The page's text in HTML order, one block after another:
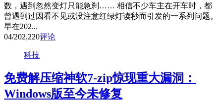
数，遇到忽然变灯只能急刹…… 相信不少车主在开车时，都
曾遇到过因看不见或没注意红绿灯读秒而引发的一系列问题。
早在202...
04/202,220评论
科技
免费解压缩神软7-zip惊现重大漏洞：
Windows版至今未修复